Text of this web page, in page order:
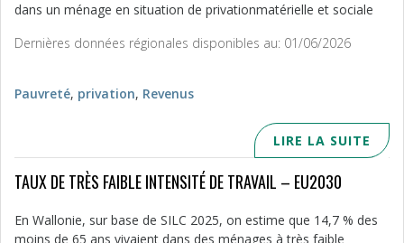
dans un ménage en situation de privationmatérielle et sociale
Dernières données régionales disponibles au: 01/06/2026
Pauvreté, privation, Revenus
LIRE LA SUITE
TAUX DE TRÈS FAIBLE INTENSITÉ DE TRAVAIL – EU2030
En Wallonie, sur base de SILC 2025, on estime que 14,7 % des
moins de 65 ans vivaient dans des ménages à très faible